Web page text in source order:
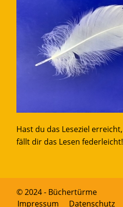
Hast du das Leseziel erreicht,
fällt dir das Lesen federleicht!
© 2024 - Büchertürme
Impressum
Datenschutz